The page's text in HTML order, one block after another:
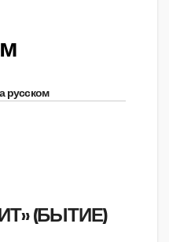
русском
(БЫТИЕ)